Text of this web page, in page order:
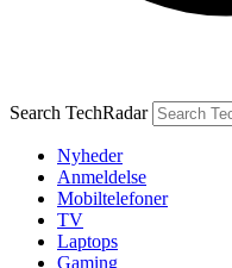
Search TechRadar
Nyheder
Anmeldelse
Mobiltelefoner
TV
Laptops
Gaming